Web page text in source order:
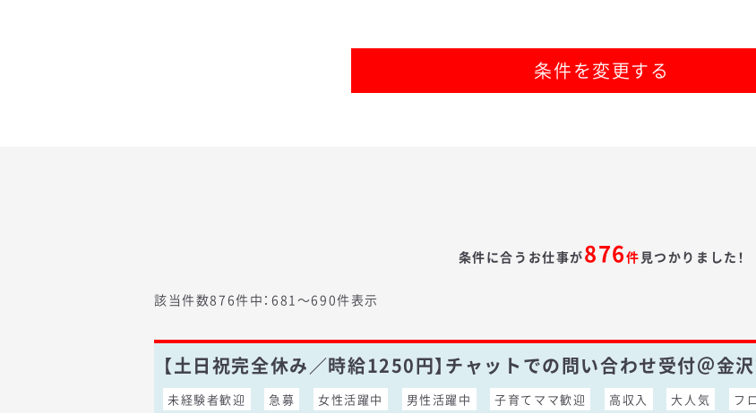
条件を変更する
条件に合うお仕事が876件 見つかりました！
該当件数876件中：681〜690件表示
【土日祝完全休み／時給1250円】チャットでの問い合わせ受付＠金
未経験者歓迎 急募 女性活躍中 男性活躍中 子育てママ歓迎 高収入 大人気 フ